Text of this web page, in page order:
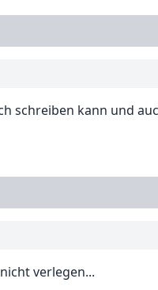
schreiben kann und
verlegen...